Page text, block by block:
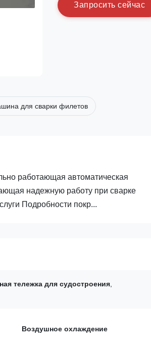
Запросить сейчас
для сварки филетов
работающая автоматическая
надежную работу при сварке
Подробности покр...
тележка для судостроения
Воздушное охлаждение